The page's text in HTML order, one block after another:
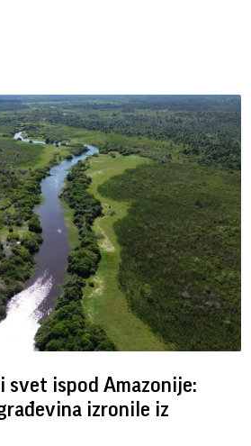
svet ispod Amazonije:
izronile iz